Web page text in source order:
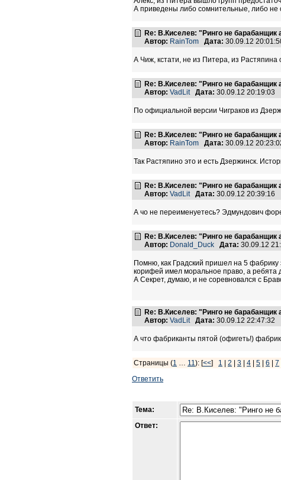
А приведены либо сомнительные, либо не
Re: В.Киселев: "Ринго не барабанщик
Автор: RainTom Дата: 30.09.12
А Чиж, кстати, не из Питера, из Растяпина
Re: В.Киселев: "Ринго не барабанщик
Автор: VadLit Дата: 30.09.12 20:19:03
По официальной версии Чиграков из
Re: В.Киселев: "Ринго не барабанщик
Автор: RainTom Дата: 30.09.12
Так Растяпино это и есть Дзержинск.
Re: В.Киселев: "Ринго не барабанщик
Автор: VadLit Дата: 30.09.12 20:39:16
А чо не переименуетесь? Эдмундович
Re: В.Киселев: "Ринго не барабанщик
Автор: Donald_Duck Дата: 30.09.12
Помню, как Градский пришел на 5 фабрику
корифей имел моральное право, а ребята
А Секрет, думаю, и не соревновался с
Re: В.Киселев: "Ринго не барабанщик
Автор: VadLit Дата: 30.09.12 22:47:32
А что фабриканты пятой (офигеть!)
Страницы (1 … 11): [<<] 1 2 3 4 5 6 7
Ответить
Тема:
Ответ: